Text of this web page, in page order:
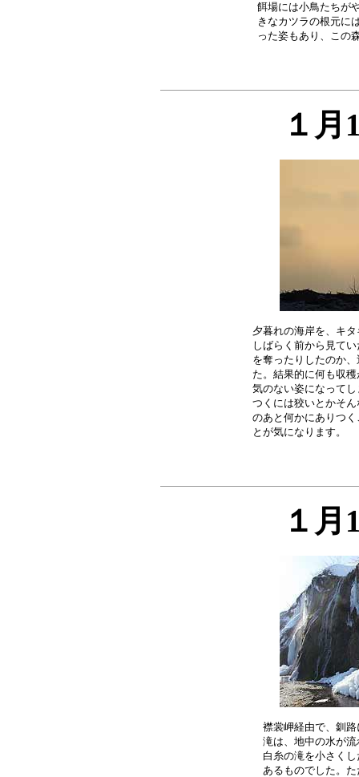
餌場には小鳥たちが
きなカツラの根元に
１月
夕暮れの海岸を、キ
しばらく前から見て
を奪ったりしたのか
た。結果的に何も収
気のない姿になって
つくには狡いとかそ
のあと何かにありつ
１月
襟裳岬経由で、釧
滝は、地中の水が
白糸の滝を小さく
あるものでした。